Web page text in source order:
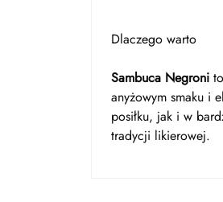
Dlaczego warto
Sambuca Negroni
anyżowym smaku i
posiłku, jak i w
tradycji likierowej.